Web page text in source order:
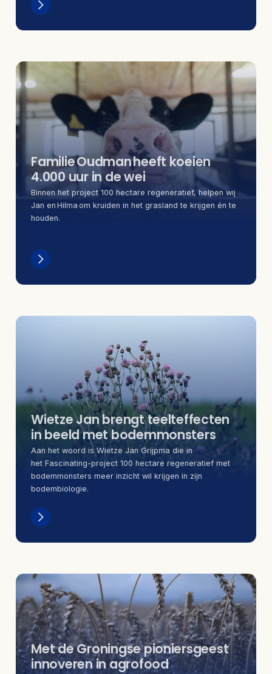
Familie Oudman heeft koeien
4.000 uur in de wei
Binnen het project 100 hectare regeneratief, helpen wij
Jan en Hilma om kruiden in het grasland te krijgen én te
houden.
Wietze Jan brengt teelteffecten
in beeld met bodemmonsters
Aan het woord is Wietze Jan Grijpma die in
het Fascinating-project 100 hectare regeneratief met
bodemmonsters meer inzicht wil krijgen in zijn
bodembiologie.
Met de Groningse pioniersgeest
innoveren in agrofood